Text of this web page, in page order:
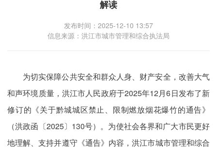
解读
发布时间：2025-12-10 13:57
信息来源：洪江市城市管理和综合执法局
为切实保障公共安全和群众人身、财产安全，改善大气
和声环境质量，洪江市人民政府于2025年12月6日发布了新
修订的《关于黔城城区禁止、限制燃放烟花爆竹的通告》
（洪政函〔2025〕130号）。为使社会各界和广大市民更好
地理解、支持并遵守《通告》内容，洪江市城市管理和综合